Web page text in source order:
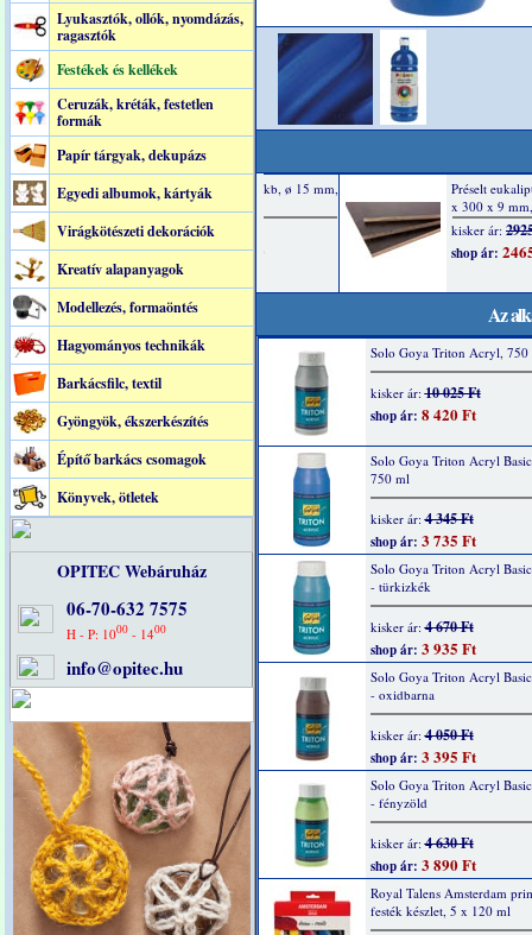
Lyukasztók, ollók, nyomdázás,
ragasztók
Festékek és kellékek
Ceruzák, kréták, festetlen
formák
Papír tárgyak, dekupázs
Egyedi albumok, kártyák
Virágkötészeti dekorációk
Kreatív alapanyagok
Modellezés, formaöntés
Hagyományos technikák
Barkácsfilc, textil
Gyöngyök, ékszerkészítés
Építő barkács csomagok
Könyvek, ötletek
OPITEC Webáruház
06-70-632 7575
H - P: 1000 - 1400
info@opitec.hu
Az
Solo Goya Triton Acryl, 750
kisker ár:10 025 Ft
shop ár: 8 420 Ft
Solo Goya Triton Acryl
750 ml
kisker ár:4 345 Ft
shop ár: 3 735 Ft
Solo Goya Triton Acryl
- türkizkék
kisker ár:4 670 Ft
shop ár: 3 935 Ft
Solo Goya Triton Acryl
- oxidbarna
kisker ár:4 050 Ft
shop ár: 3 395 Ft
Solo Goya Triton Acryl
- fényzöld
kisker ár:4 630 Ft
shop ár: 3 890 Ft
Royal Talens Amsterdam
festék készlet, 5 x 120 ml